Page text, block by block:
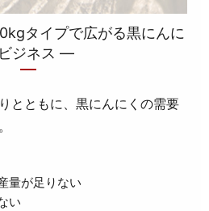
タイプで広がる黒にんに
ジネス ―
とともに、黒にんにくの需要
量が足りない
い